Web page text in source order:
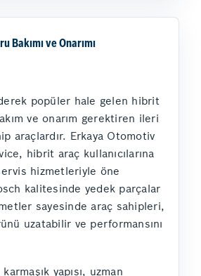
Bakımı ve Onarımı
popüler hale gelen hibrit
ve onarım gerektiren ileri
araçlardır. Erkaya Otomotiv
hibrit araç kullanıcılarına
hizmetleriyle öne
kalitesinde yedek parçalar
sayesinde araç sahipleri,
uzatabilir ve performansını
yapısı, uzman